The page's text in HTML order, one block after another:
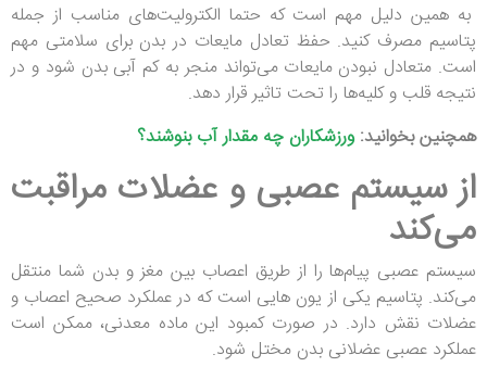
به همین دلیل مهم است که حتما الکترولیت‌های مناسب از جمله
پتاسیم مصرف کنید. حفظ تعادل مایعات در بدن برای سلامتی مهم
است. متعادل نبودن مایعات می‌تواند منجر به کم آبی بدن شود و در
نتیجه قلب و کلیه‌ها را تحت تاثیر قرار دهد.
همچنین بخوانید:ورزشکاران چه مقدار آب بنوشند؟
از سیستم عصبی و عضلات مراقبت
می‌کند
سیستم عصبی پیام‌ها را از طریق اعصاب بین مغز و بدن شما منتقل
می‌کند. پتاسیم یکی از یون هایی است که در عملکرد صحیح اعصاب و
عضلات نقش دارد. در صورت کمبود این ماده معدنی، ممکن است
عملکرد عصبی عضلانی بدن مختل شود.